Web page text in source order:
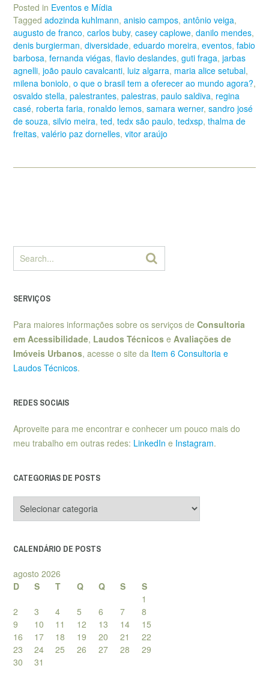
Posted in Eventos e Mídia
Tagged adozinda kuhlmann, anisio campos, antônio veiga,
augusto de franco, carlos buby, casey caplowe, danilo mendes,
denis burgierman, diversidade, eduardo moreira, eventos, fabio
barbosa, fernanda viégas, flavio deslandes, guti fraga, jarbas
agnelli, joão paulo cavalcanti, luiz algarra, maria alice setubal,
milena boniolo, o que o brasil tem a oferecer ao mundo agora?,
osvaldo stella, palestrantes, palestras, paulo saldiva, regina
casé, roberta faria, ronaldo lemos, samara werner, sandro josé
de souza, silvio meira, ted, tedx são paulo, tedxsp, thalma de
freitas, valério paz dornelles, vitor araújo
SERVIÇOS
Para maiores informações sobre os serviços de Consultoria
em Acessibilidade, Laudos Técnicos e Avaliações de
Imóveis Urbanos, acesse o site da Item 6 Consultoria e
Laudos Técnicos.
REDES SOCIAIS
Aproveite para me encontrar e conhecer um pouco mais do
meu trabalho em outras redes: LinkedIn e Instagram.
CATEGORIAS DE POSTS
de
CALENDÁRIO DE POSTS
agosto 2026
D
S T Q Q S
S
1
2
3 4 5 6 7
8
9
10 11 12 13 14
15
16
17 18 19 20 21
22
23
24 25 26 27 28
29
30
31